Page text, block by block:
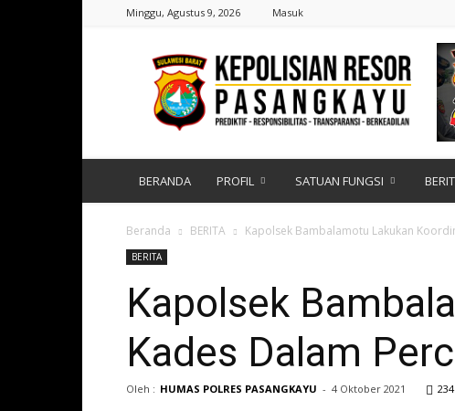
Minggu, Agustus 9, 2026 Masuk
Polres
Pasangkayu
|
Sulawesi
Barat
BERANDA PROFIL SATUAN FUNGSI
Beranda BERITA Kapolsek Bambalamotu Lakukan
BERITA
Kapolsek
Kades Dalam
Oleh : HUMAS POLRES PASANGKAYU - 4 Oktober 2021 234